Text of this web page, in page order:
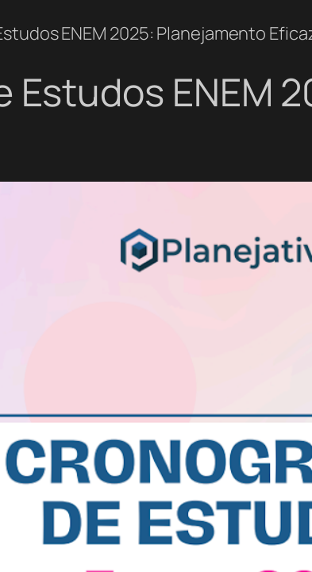
ENEM 2025: Planejamento
Estudos ENEM